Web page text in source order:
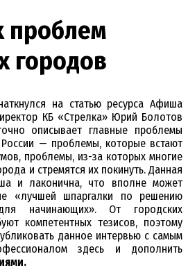
проблем
городов
на статью ресурса Афиша
КБ «Cтрелка» Юрий Болотов
описывает главные проблемы
России — проблемы, которые встают
проблемы, из-за которых многие
и стремятся их покинуть. Данная
и лаконична, что вполне может
«лучшей шпаргалки по решению
начинающих». От городских
компетентных тезисов, поэтому
данное интервью с самым
здесь и дополнить